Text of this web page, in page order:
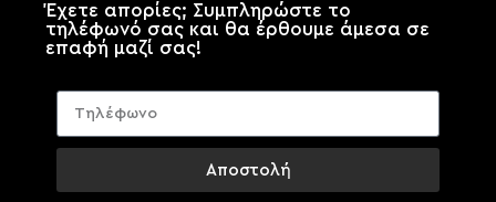
Έχετε απορίες; Συμπληρώστε το
τηλέφωνό σας και θα έρθουμε άμεσα σε
επαφή μαζί σας!
Αποστολή